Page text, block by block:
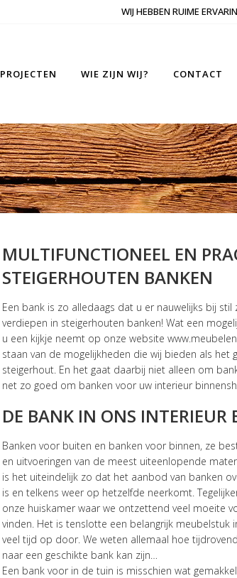
WIJ HEBBEN RUIME
PROJECTEN WIE ZIJN WIJ? CONTACT
MULTIFUNCTIONEEL EN
STEIGERHOUTEN BANKEN
Een bank is zo alledaags dat u er nauwelijks bij
verdiepen in steigerhouten banken! Wat een
u een kijkje neemt op onze website
staan van de mogelijkheden die wij bieden als het
steigerhout. En het gaat daarbij niet alleen om
net zo goed om banken voor uw interieur
DE BANK IN ONS
Banken voor buiten en banken voor binnen, ze
en uitvoeringen van de meest uiteenlopende
is het uiteindelijk zo dat het aanbod van banken
is en telkens weer op hetzelfde neerkomt.
onze huiskamer waar we ontzettend veel moeite
vinden. Het is tenslotte een belangrijk meubelstuk
veel tijd op door. We weten allemaal hoe
naar een geschikte bank kan zijn…
Een bank voor in de tuin is misschien wat